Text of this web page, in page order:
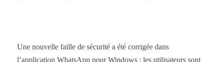
Une nouvelle faille de sécurité a été corrigée dans
l’application WhatsApp pour Windows : les utilisateurs sont